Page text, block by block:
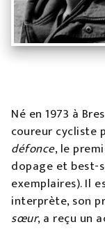
Né en 1973 à
coureur cycliste
défonce, le
dopage et best-
exemplaires). Il
interprète, son
sœur, a reçu un